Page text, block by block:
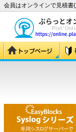
会員はオンラインで見積書(